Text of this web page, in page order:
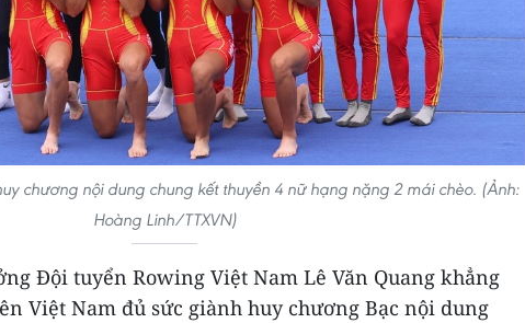
chương nội dung chung kết thuyền 4 nữ hạng nặng 2 mái chèo. (Ảnh:
Hoàng Linh/TTXVN)
Đội tuyển Rowing Việt Nam Lê Văn Quang khẳng
Việt Nam đủ sức giành huy chương Bạc nội dung